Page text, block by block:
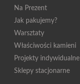
Na Prezent
Jak pakujemy?
Warsztaty
Właściwości kamieni
Projekty indywidualne
Sklepy stacjonarne